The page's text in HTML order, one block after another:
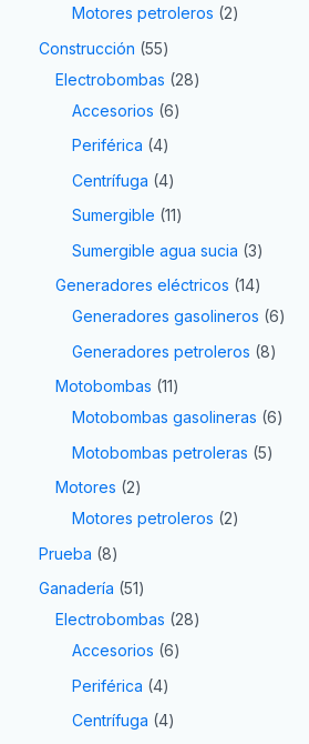
Motores petroleros
2
Construcción 55
Electrobombas
28
Accesorios 6
Periférica 4
Centrífuga 4
Sumergible 11
Sumergible agua sucia 3
Generadores eléctricos 14
Generadores gasolineros 6
Generadores petroleros 8
Motobombas 11
Motobombas gasolineras 6
Motobombas petroleras 5
Motores
2
Motores petroleros
2
Prueba 8
Ganadería 51
Electrobombas
28
Accesorios 6
Periférica 4
Centrífuga 4